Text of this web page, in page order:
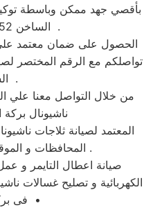
بأقصي جهد ممكن وباسطة
الساخن 01210999852 .
الحصول على ضمان معتمد
تواصلكم مع الرقم المختصر
السبع .
من خلال التواصل معنا علي
ناشيونال
المعتمد لصيانة ثلاجات
المحافظات و الموقع الرسمي في مصر .
صيانة اعطال التايمر و
الكهربائية و تصليح غسالات
فى بركة السبع •